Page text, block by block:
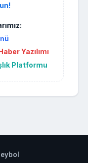
Yazılımı
Platformu